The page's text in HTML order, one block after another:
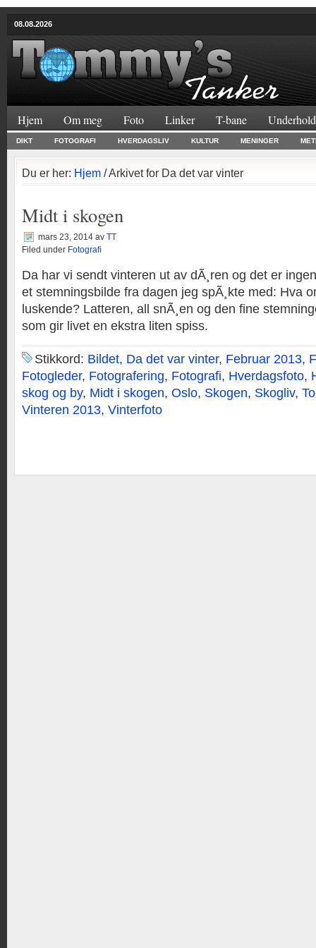
08.08.2026
Hjem Om meg Foto Linker T-bane
DIKT FOTOGRAFI HVERDAGSLIV KULTUR MENINGER
Du er her: Hjem / Arkivet for Da det var vinter
Midt i skogen
mars 23, 2014 av TT
Filed under Fotografi
Da har vi sendt vinteren ut av dÃ¸ren og det er
et stemningsbilde fra dagen jeg spÃ¸kte med: Hva
luskende? Latteren, all snÃ¸en og den fine
som gir livet en ekstra liten spiss.
Stikkord: Bildet, Da det var vinter, Februar 2013,
Fotogleder, Fotografering, Fotografi, Hverdagsfoto,
skog og by, Midt i skogen, Oslo, Skogen, Skogliv,
Vinteren 2013, Vinterfoto